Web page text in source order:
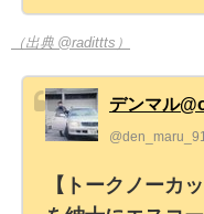
（出典 @radittts）
デンマル
【トークノーカ